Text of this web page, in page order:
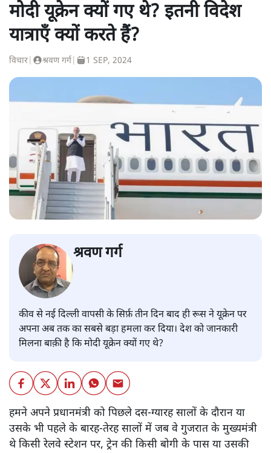
मोदी यूक्रेन क्यों गए थे? इतनी विदेश
यात्राएँ क्यों करते हैं?
विचार श्रवण गर्ग 1 SEP, 2024
श्रवण गर्ग
कीव से नई दिल्ली वापसी के सिर्फ़ तीन दिन बाद ही रूस ने यूक्रेन पर
अपना अब तक का सबसे बड़ा हमला कर दिया। देश को जानकारी
मिलना बाक़ी है कि मोदी यूक्रेन क्यों गए थे?
हमने अपने प्रधानमंत्री को पिछले दस-ग्यारह सालों के दौरान या
उसके भी पहले के बारह-तेरह सालों में जब वे गुजरात के मुख्यमंत्री
थे किसी रेलवे स्टेशन पर, ट्रेन की किसी बोगी के पास या उसकी